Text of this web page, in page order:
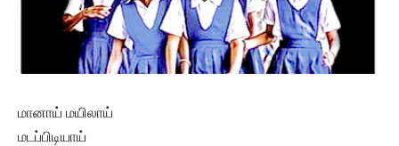
மானாய் மயிலாய்
மடப்பிடியாய்